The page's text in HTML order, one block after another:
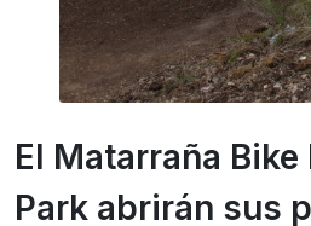
El Matarraña
Park abrirán sus